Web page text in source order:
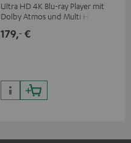
Ultra HD 4K Blu-ray Player mit
Dolby Atmos und Multi HDR-
HDR10+ für eine überragende
179,‐ €